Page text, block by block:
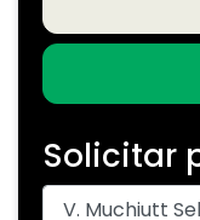
Solicitar